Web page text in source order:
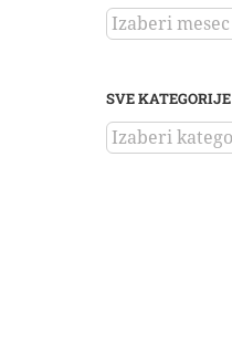
ARHIVA
SVE KATEGORIJE
SVE
KATEGORIJE